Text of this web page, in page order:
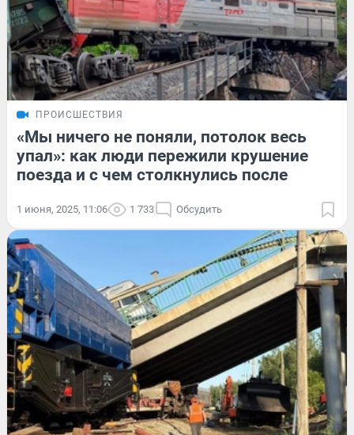
ПРОИСШЕСТВИЯ
«Мы ничего не поняли, потолок весь
упал»: как люди пережили крушение
поезда и с чем столкнулись после
1 июня, 2025, 11:06 1 733 Обсудить